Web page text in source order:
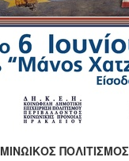
ΜΙΝΩΙΚΟΣ ΠΟΛΙΤΙΣΜΟΣ